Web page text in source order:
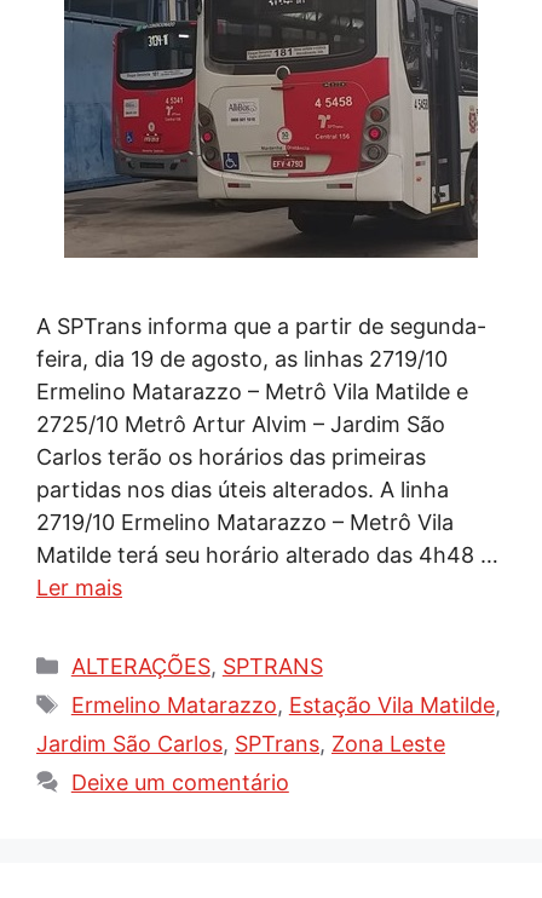
A SPTrans informa que a partir de segunda-
feira, dia 19 de agosto, as linhas 2719/10
Ermelino Matarazzo – Metrô Vila Matilde e
2725/10 Metrô Artur Alvim – Jardim São
Carlos terão os horários das primeiras
partidas nos dias úteis alterados. A linha
2719/10 Ermelino Matarazzo – Metrô Vila
Matilde terá seu horário alterado das 4h48 …
Ler mais
Categorias
ALTERAÇÕES, SPTRANS
Tags
Ermelino Matarazzo, Estação Vila Matilde,
Jardim São Carlos, SPTrans, Zona Leste
Deixe um comentário